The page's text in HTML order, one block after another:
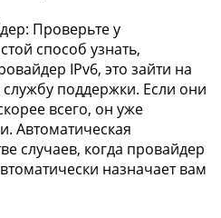
Проверьте у
способ узнать,
IPv6, это зайти на
поддержки. Если они
всего, он уже
Автоматическая
случаев, когда провайдер
назначает вам